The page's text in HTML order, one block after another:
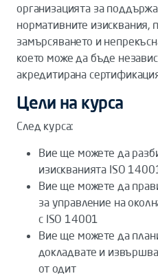
организацията за
нормативните изисквания,
замърсяването и
което може да бъде
акредитирана
Цели на курса
След курса:
Вие ще можете да
изискванията ISO
Вие ще можете да
за управление на
с ISO 14001
Вие ще можете да
докладвате и
от одит